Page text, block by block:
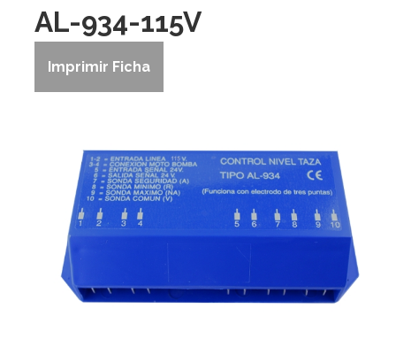
AL-934-115V
Imprimir Ficha